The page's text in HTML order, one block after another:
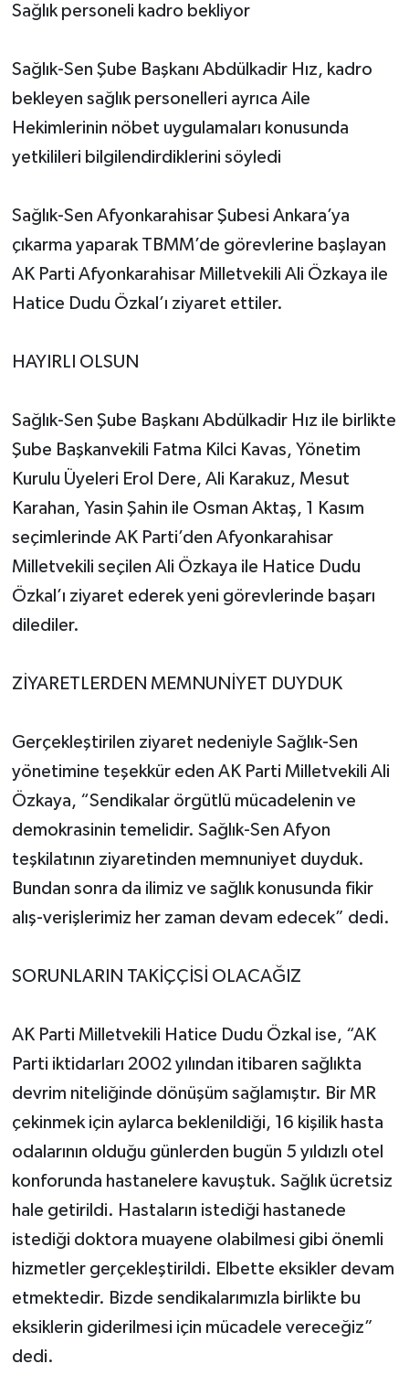
Sağlık personeli kadro bekliyor
Sağlık-Sen Şube Başkanı Abdülkadir Hız, kadro
bekleyen sağlık personelleri ayrıca Aile
Hekimlerinin nöbet uygulamaları konusunda
yetkilileri bilgilendirdiklerini söyledi
Sağlık-Sen Afyonkarahisar Şubesi Ankara’ya
çıkarma yaparak TBMM’de görevlerine başlayan
AK Parti Afyonkarahisar Milletvekili Ali Özkaya ile
Hatice Dudu Özkal’ı ziyaret ettiler.
HAYIRLI OLSUN
Sağlık-Sen Şube Başkanı Abdülkadir Hız ile birlikte
Şube Başkanvekili Fatma Kilci Kavas, Yönetim
Kurulu Üyeleri Erol Dere, Ali Karakuz, Mesut
Karahan, Yasin Şahin ile Osman Aktaş, 1 Kasım
seçimlerinde AK Parti’den Afyonkarahisar
Milletvekili seçilen Ali Özkaya ile Hatice Dudu
Özkal’ı ziyaret ederek yeni görevlerinde başarı
dilediler.
ZİYARETLERDEN MEMNUNİYET DUYDUK
Gerçekleştirilen ziyaret nedeniyle Sağlık-Sen
yönetimine teşekkür eden AK Parti Milletvekili Ali
Özkaya, “Sendikalar örgütlü mücadelenin ve
demokrasinin temelidir. Sağlık-Sen Afyon
teşkilatının ziyaretinden memnuniyet duyduk.
Bundan sonra da ilimiz ve sağlık konusunda fikir
alış-verişlerimiz her zaman devam edecek” dedi.
SORUNLARIN TAKİÇÇİSİ OLACAĞIZ
AK Parti Milletvekili Hatice Dudu Özkal ise, “AK
Parti iktidarları 2002 yılından itibaren sağlıkta
devrim niteliğinde dönüşüm sağlamıştır. Bir MR
çekinmek için aylarca beklenildiği, 16 kişilik hasta
odalarının olduğu günlerden bugün 5 yıldızlı otel
konforunda hastanelere kavuştuk. Sağlık ücretsiz
hale getirildi. Hastaların istediği hastanede
istediği doktora muayene olabilmesi gibi önemli
hizmetler gerçekleştirildi. Elbette eksikler devam
etmektedir. Bizde sendikalarımızla birlikte bu
eksiklerin giderilmesi için mücadele vereceğiz”
dedi.